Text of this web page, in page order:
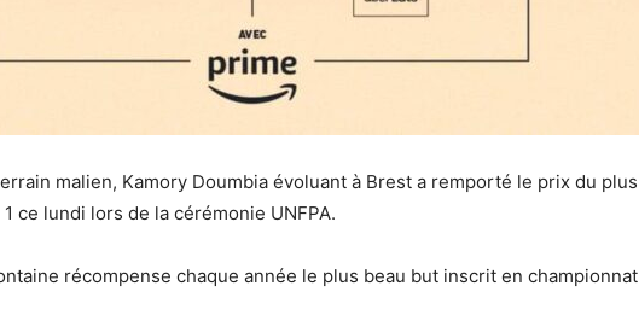
malien, Kamory Doumbia évoluant à Brest a remporté le prix du plus
ce lundi lors de la cérémonie UNFPA.
récompense chaque année le plus beau but inscrit en championnat